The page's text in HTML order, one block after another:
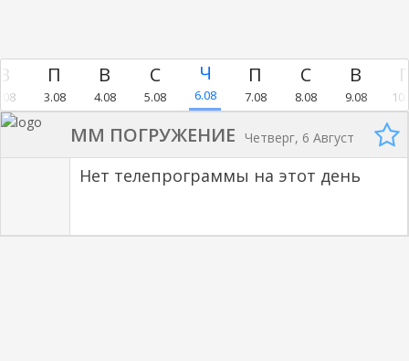
3.08 4.08 5.08 6.08 7.08 8.08 9.08
MM ПОГРУЖЕНИЕ Четверг, 6 Август
Нет телепрограммы на этот день